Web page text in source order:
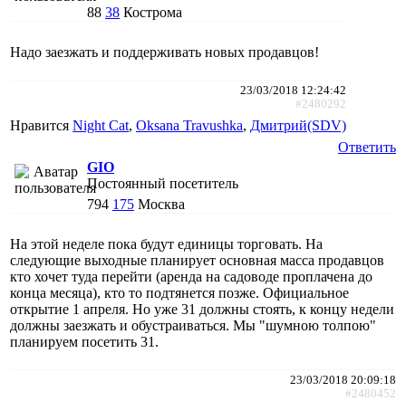
88 38 Кострома
Надо заезжать и поддерживать новых продавцов!
23/03/2018 12:24:42
#2480292
Нравится Night Cat, Oksana Travushka, Дмитрий(SDV)
Ответить
GIO
Постоянный посетитель
794 175 Москва
На этой неделе пока будут единицы торговать. На
следующие выходные планирует основная масса продавцов
кто хочет туда перейти (аренда на садоводе проплачена до
конца месяца), кто то подтянется позже. Официальное
открытие 1 апреля. Но уже 31 должны стоять, к концу недели
должны заезжать и обустраиваться. Мы "шумною толпою"
планируем посетить 31.
23/03/2018 20:09:18
#2480452